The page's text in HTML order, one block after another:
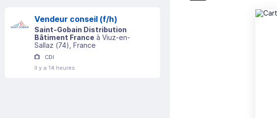
Vendeur conseil (f/h)
Saint-Gobain Distribution
Bâtiment France à Viuz-en-
Sallaz (74) , France
CDI
Il y a 14 heures